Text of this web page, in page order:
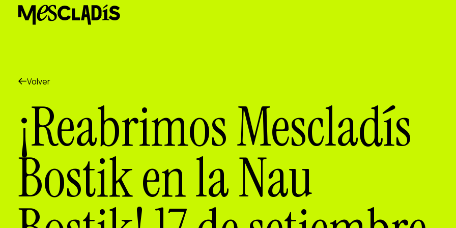
Productora social
Agenda
Nuestros talleres
Contacto
Volver
¡Reabrimos Mescladís
Bostik en la Nau